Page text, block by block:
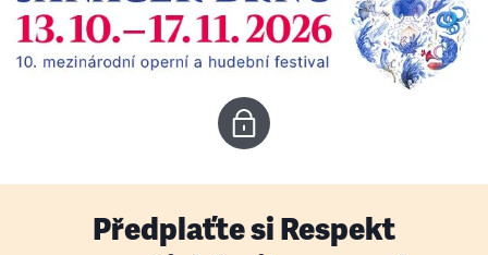
Předplaťte si Respekt